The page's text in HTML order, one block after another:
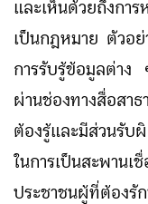
และเห็นด้วยถึงกา
เป็นกฎหมาย ตัวอย่
การรับรู้ข้อมูลต่าง
ผ่านช่องทางสื่อสา
ต้องรู้และมีส่วนรับ
ในการเป็นสะพานเ
ประชาชนผู้ที่ต้องรั